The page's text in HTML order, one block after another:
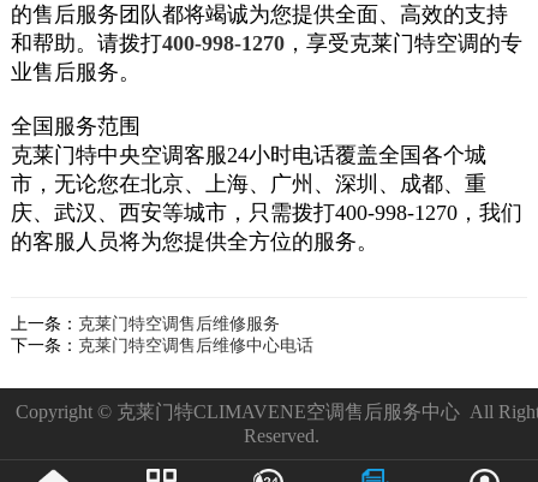
的售后服务团队都将竭诚为您提供全面、高效的支持
和帮助。请拨打400-998-1270，享受克莱门特空调的专
业售后服务。
全国服务范围
克莱门特中央空调客服24小时电话覆盖全国各个城
市，无论您在北京、上海、广州、深圳、成都、重
庆、武汉、西安等城市，只需拨打400-998-1270，我们
的客服人员将为您提供全方位的服务。
上一条： 克莱门特空调售后维修服务
下一条： 克莱门特空调售后维修中心电话
Copyright © 克莱门特CLIMAVENE空调售后服务中心 All
Reserved.